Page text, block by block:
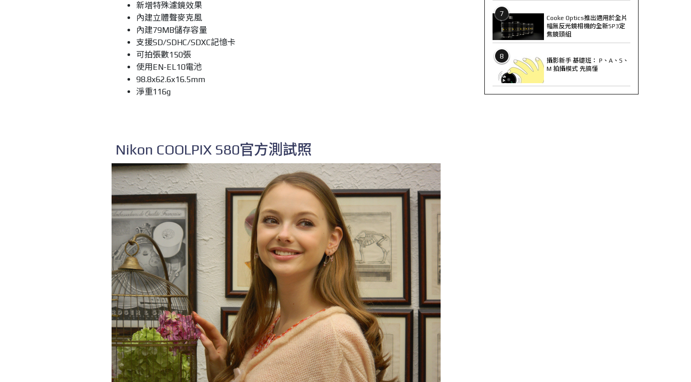
新增特殊濾鏡效果
內建立體聲麥克風
內建79MB儲存容量
支援SD/SDHC/SDXC記憶卡
可拍張數150張
使用EN-EL10電池
98.8x62.6x16.5mm
淨重116g
Nikon COOLPIX S80官方測試照
7
Cooke Optics推出適用於全片
幅無反光鏡相機的全新SP3定
焦鏡頭組
8
攝影新手 基礎班： P、A、S、
M 拍攝模式 先搞懂